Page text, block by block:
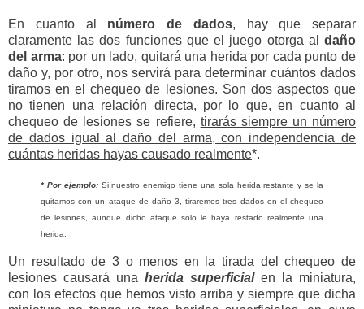
En cuanto al número de dados, hay que separar
claramente las dos funciones que el juego otorga al daño
del arma: por un lado, quitará una herida por cada punto de
daño y, por otro, nos servirá para determinar cuántos dados
tiramos en el chequeo de lesiones. Son dos aspectos que
no tienen una relación directa, por lo que, en cuanto al
chequeo de lesiones se refiere, tirarás siempre un número
de dados igual al daño del arma, con independencia de
cuántas heridas hayas causado realmente*.
* Por ejemplo:Si nuestro enemigo tiene una sola herida restante y se la
quitamos con un ataque de daño 3, tiraremos tres dados en el chequeo
de lesiones, aunque dicho ataque solo le haya restado realmente una
herida.
Un resultado de 3 o menos en la tirada del chequeo de
lesiones causará una herida superficialen la miniatura,
con los efectos que hemos visto arriba y siempre que dicha